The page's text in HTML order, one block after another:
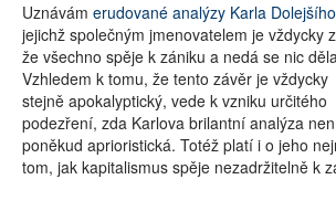
Uznávám erudované analýzy Karla Dolejšího
jejichž společným jmenovatelem je vždycky
že všechno spěje k zániku a nedá se nic
Vzhledem k tomu, že tento závěr je vždycky
stejně apokalyptický, vede k vzniku určitého
podezření, zda Karlova brilantní analýza
poněkud aprioristická. Totéž platí i o jeho
tom, jak kapitalismus spěje nezadržitelně k